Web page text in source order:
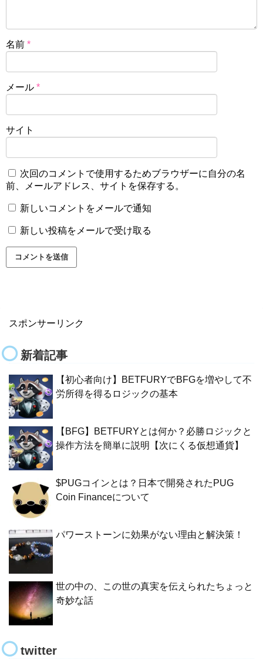
名前 *
メール *
サイト
次回のコメントで使用するためブラウザーに自分の名
前、メールアドレス、サイトを保存する。
新しいコメントをメールで通知
新しい投稿をメールで受け取る
スポンサーリンク
新着記事
【初心者向け】BETFURYでBFGを増やして不
労所得を得るロジックの基本
【BFG】BETFURYとは何か？必勝ロジックと
操作方法を簡単に説明【次にくる仮想通貨】
$PUGコインとは？日本で開発されたPUG
Coin Financeについて
パワーストーンに効果がない理由と解決策！
世の中の、この世の真実を伝えられたちょっと
奇妙な話
twitter